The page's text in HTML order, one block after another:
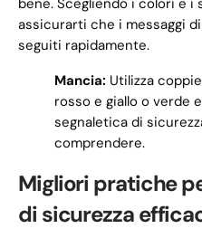
bene. Scegliendo i colori e i
assicurarti che i messaggi
seguiti rapidamente.
Mancia: Utilizza
rosso e giallo o verde
segnaletica di
comprendere.
Migliori pratiche
di sicurezza